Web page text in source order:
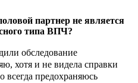
партнер не является
типа ВПЧ?
обследование
хотя и не видела справки
всегда предохраняюсь